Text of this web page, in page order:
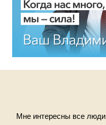
Мне интересны все люди